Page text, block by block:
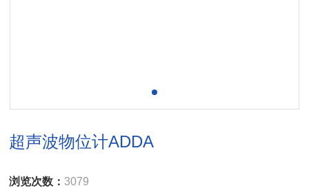
超声波物位计ADDA
浏览次数：3079